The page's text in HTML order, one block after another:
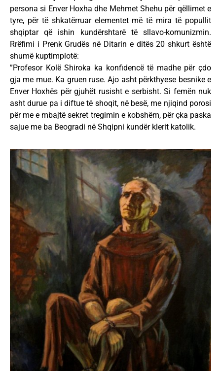
persona si Enver Hoxha dhe Mehmet Shehu për qëllimet e
tyre, për të shkatërruar elementet më të mira të popullit
shqiptar që ishin kundërshtarë të sllavo-komunizmin.
Rrëfimi i Prenk Grudës në Ditarin e ditës 20 shkurt është
shumë kuptimplotë:
”Profesor Kolë Shiroka ka konfidencë të madhe për çdo
gja me mue. Ka gruen ruse. Ajo asht përkthyese besnike e
Enver Hoxhës për gjuhët rusisht e serbisht. Si femën nuk
asht durue pa i diftue të shoqit, në besë, me njiqind porosi
për me e mbajtë sekret tregimin e kobshëm, për çka paska
sajue me ba Beogradi në Shqipni kundër klerit katolik.